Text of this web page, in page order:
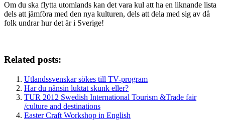
Om du ska flytta utomlands kan det vara kul att ha en liknande lista
dels att jämföra med den nya kulturen, dels att dela med sig av då
folk undrar hur det är i Sverige!
Related posts:
Utlandssvenskar sökes till TV-program
Har du nånsin luktat skunk eller?
TUR 2012 Swedish International Tourism &Trade fair
/culture and destinations
Easter Craft Workshop in English